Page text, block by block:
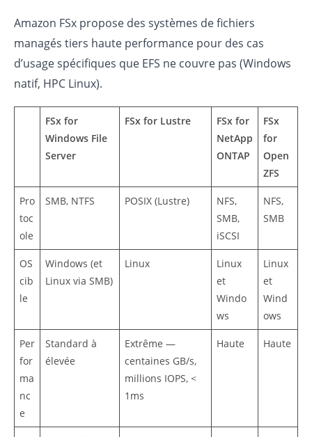
Amazon FSx propose des systèmes de fichiers
managés tiers haute performance pour des cas
d’usage spécifiques que EFS ne couvre pas (Windows
natif, HPC Linux).
FSx for
Windows File
Server
FSx for Lustre
FSx for
NetApp
ONTAP
FSx
for
Open
ZFS
Pro
toc
ole
SMB, NTFS POSIX (Lustre)
NFS,
SMB,
iSCSI
NFS,
SMB
OS
cib
le
Windows (et
Linux via SMB)
Linux
Linux
et
Windo
ws
Linux
et
Wind
ows
Per
for
ma
nc
e
Standard à
élevée
Extrême —
centaines GB/s,
millions IOPS, <
1ms
Haute Haute